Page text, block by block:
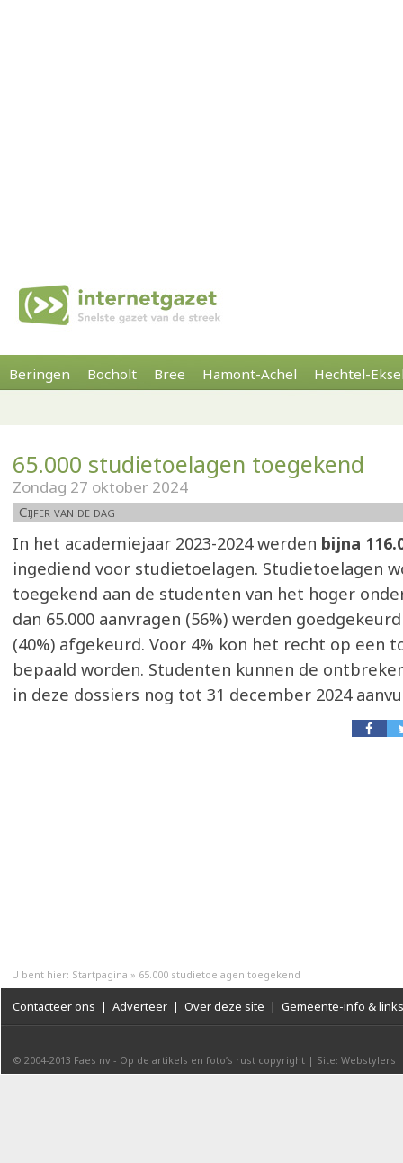
Beringen Bocholt Bree Hamont-Achel Hechtel-
65.000 studietoelagen toegekend
Zondag 27 oktober 2024
Cijfer van de dag
In het academiejaar 2023-2024 werden bijna
ingediend voor studietoelagen. Studietoelagen
toegekend aan de studenten van het hoger
dan 65.000 aanvragen (56%) werden
(40%) afgekeurd. Voor 4% kon het recht op een
bepaald worden. Studenten kunnen de
in deze dossiers nog tot 31 december 2024
U bent hier: Startpagina » 65.000 studietoelagen toegekend
Contacteer ons | Adverteer | Over deze site | Gemeente-info & links
© 2004-2013 Faes nv - Op de artikels en foto’s rust copyright | Site: Webstylers